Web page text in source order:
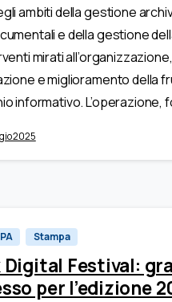
ambiti della gestione
e della gestione
mirati all’organizzazione,
e miglioramento della
informativo. L’operazione,
2025
Stampa
Digital Festival:
per l’edizione